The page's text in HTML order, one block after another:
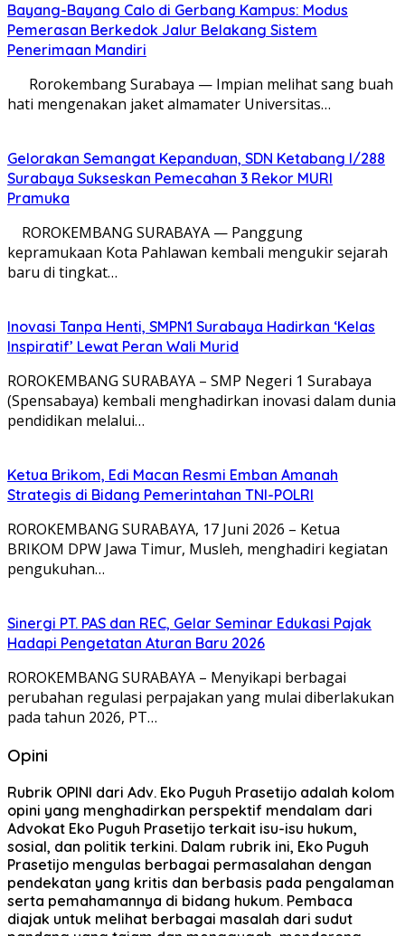
Bayang-Bayang Calo di Gerbang Kampus: Modus
Pemerasan Berkedok Jalur Belakang Sistem
Penerimaan Mandiri
​ Rorokembang Surabaya — Impian melihat sang buah
hati mengenakan jaket almamater Universitas…
Gelorakan Semangat Kepanduan, SDN Ketabang I/288
Surabaya Sukseskan Pemecahan 3 Rekor MURI
Pramuka
ROROKEMBANG SURABAYA — Panggung
kepramukaan Kota Pahlawan kembali mengukir sejarah
baru di tingkat…
Inovasi Tanpa Henti, SMPN1 Surabaya Hadirkan ‘Kelas
Inspiratif’ Lewat Peran Wali Murid
ROROKEMBANG SURABAYA – SMP Negeri 1 Surabaya
(Spensabaya) kembali menghadirkan inovasi dalam dunia
pendidikan melalui…
Ketua Brikom, Edi Macan Resmi Emban Amanah
Strategis di Bidang Pemerintahan TNI-POLRI
ROROKEMBANG SURABAYA, 17 Juni 2026 – Ketua
BRIKOM DPW Jawa Timur, Musleh, menghadiri kegiatan
pengukuhan…
Sinergi PT. PAS dan REC, Gelar Seminar Edukasi Pajak
Hadapi Pengetatan Aturan Baru 2026
ROROKEMBANG SURABAYA – Menyikapi berbagai
perubahan regulasi perpajakan yang mulai diberlakukan
pada tahun 2026, PT…
Opini
Rubrik OPINI dari Adv. Eko Puguh Prasetijo adalah kolom
opini yang menghadirkan perspektif mendalam dari
Advokat Eko Puguh Prasetijo terkait isu-isu hukum,
sosial, dan politik terkini. Dalam rubrik ini, Eko Puguh
Prasetijo mengulas berbagai permasalahan dengan
pendekatan yang kritis dan berbasis pada pengalaman
serta pemahamannya di bidang hukum. Pembaca
diajak untuk melihat berbagai masalah dari sudut